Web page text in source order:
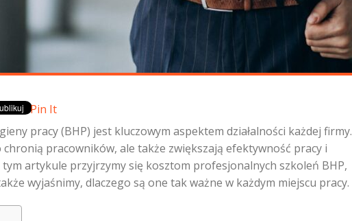
Pin It
pracy (BHP) jest kluczowym aspektem działalności każdej firmy.
chronią pracowników, ale także zwiększają efektywność pracy i
artykule przyjrzymy się kosztom profesjonalnych szkoleń BHP,
wyjaśnimy, dlaczego są one tak ważne w każdym miejscu pracy.